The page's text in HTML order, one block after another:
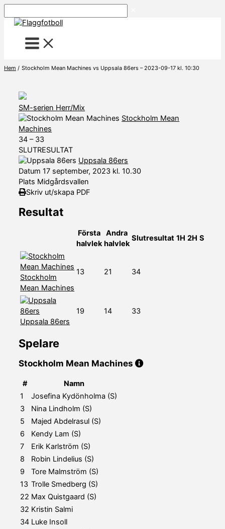
till
Hem Stockholm Mean Machines vs Uppsala 86ers – 2023-09-17 kl. 10:30
SM-serien Herr/Mix
Stockholm Mean
Machines
34 – 33
SLUTRESULTAT
Uppsala 86ers
Datum 17 september, 2023 kl. 10.30
Plats Midgårdsvallen
Skriv ut/skapa PDF
Resultat
Första
halvlek
Andra
halvlek
Slutresultat 1H 2H S
Stockholm
Mean Machines
13 21 34
Uppsala 86ers
19 14 33
Spelare
Stockholm Mean Machines
#
Namn
1
Josefina Kydönholma (S)
3
Nina Lindholm (S)
5
Majed Abdelrasul (S)
6
Kendy Lam (S)
7
Erik Karlström (S)
8
Robin Lindelius (S)
9
Tore Malmström (S)
13 Trolle Smedberg (S)
22 Max Quistgaard (S)
32 Kristin Salmi
34 Luke Insoll